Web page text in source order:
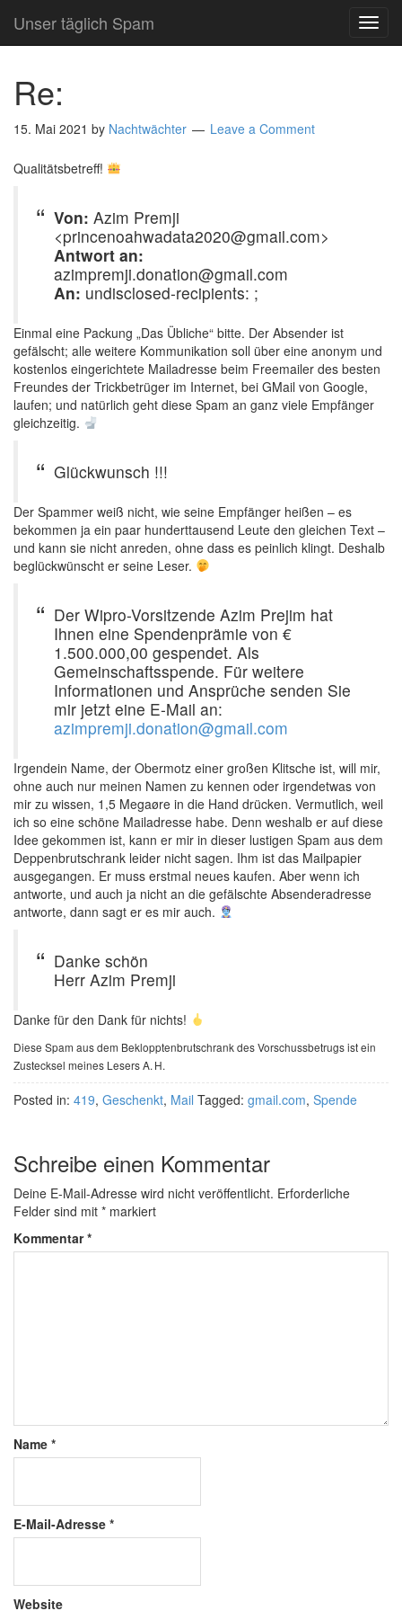
Unser täglich Spam
Re:
15. Mai 2021 by Nachtwächter Leave a Comment
Qualitätsbetreff!
Von: Azim Premji
<princenoahwadata2020@gmail.com>
Antwort an:
azimpremji.donation@gmail.com
An: undisclosed-recipients: ;
Einmal eine Packung „Das Übliche“ bitte. Der Absender ist
gefälscht; alle weitere Kommunikation soll über eine anonym und
kostenlos eingerichtete Mailadresse beim Freemailer des besten
Freundes der Trickbetrüger im Internet, bei GMail von Google,
laufen; und natürlich geht diese Spam an ganz viele Empfänger
gleichzeitig.
Glückwunsch !!!
Der Spammer weiß nicht, wie seine Empfänger heißen – es
bekommen ja ein paar hunderttausend Leute den gleichen Text –
und kann sie nicht anreden, ohne dass es peinlich klingt. Deshalb
beglückwünscht er seine Leser.
Der Wipro-Vorsitzende Azim Prejim hat
Ihnen eine Spendenprämie von €
1.500.000,00 gespendet. Als
Gemeinschaftsspende. Für weitere
Informationen und Ansprüche senden Sie
mir jetzt eine E-Mail an:
azimpremji.donation@gmail.com
Irgendein Name, der Obermotz einer großen Klitsche ist, will mir,
ohne auch nur meinen Namen zu kennen oder irgendetwas von
mir zu wissen, 1,5 Megaøre in die Hand drücken. Vermutlich, weil
ich so eine schöne Mailadresse habe. Denn weshalb er auf diese
Idee gekommen ist, kann er mir in dieser lustigen Spam aus dem
Deppenbrutschrank leider nicht sagen. Ihm ist das Mailpapier
ausgegangen. Er muss erstmal neues kaufen. Aber wenn ich
antworte, und auch ja nicht an die gefälschte Absenderadresse
antworte, dann sagt er es mir auch.
Danke schön
Herr Azim Premji
Danke für den Dank für nichts!
Diese Spam aus dem Beklopptenbrutschrank des Vorschussbetrugs ist ein
Zustecksel meines Lesers A. H.
Posted in: 419, Geschenkt, Mail Tagged: gmail.com, Spende
Schreibe einen Kommentar
Deine E-Mail-Adresse wird nicht veröffentlicht. Erforderliche
Felder sind mit * markiert
Kommentar*
Name *
E-Mail-Adresse *
Website